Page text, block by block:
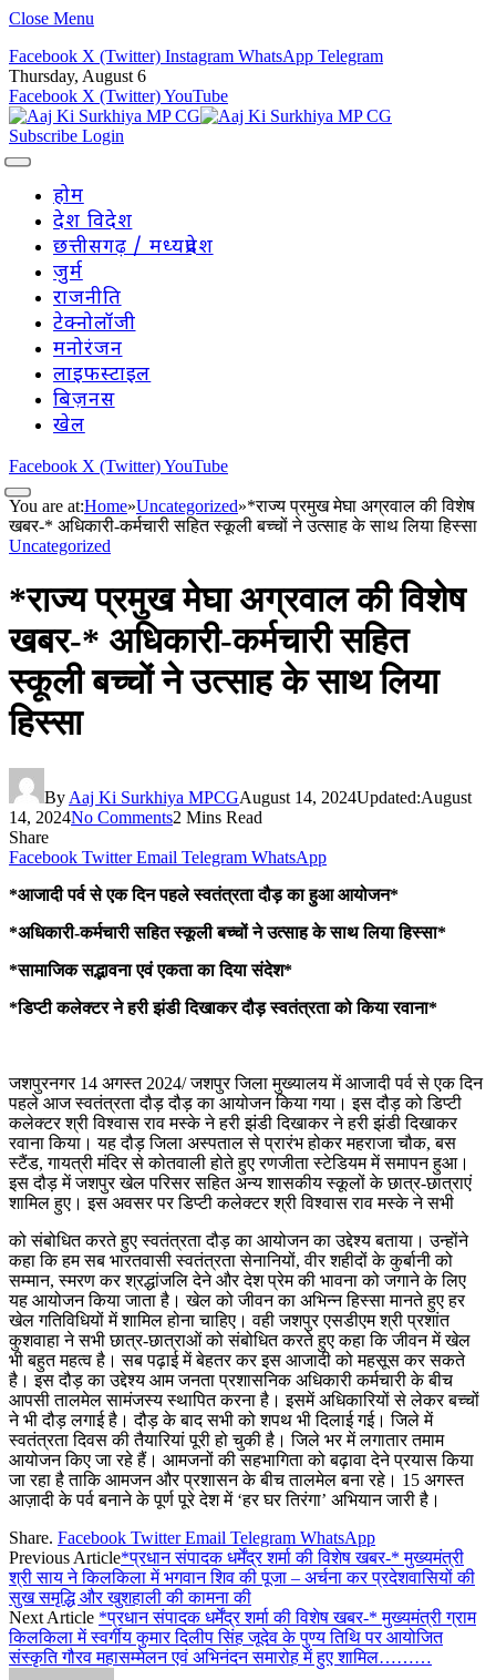
Close Menu
Facebook X (Twitter) Instagram WhatsApp Telegram
Thursday, August 6
Facebook X (Twitter)YouTube
Subscribe Login
होम
देश विदेश
छत्तीसगढ़ / मध्यप्रदेश
जुर्म
राजनीति
टेक्नोलॉजी
मनोरंजन
लाइफस्टाइल
बिज़नस
खेल
Facebook X (Twitter)YouTube
You are at:Home»Uncategorized»*राज्य प्रमुख मेघा अग्रवाल की विशेष
खबर-* अधिकारी-कर्मचारी सहित स्कूली बच्चों ने उत्साह के साथ लिया हिस्सा
Uncategorized
*राज्य प्रमुख मेघा अग्रवाल की विशेष
खबर-* अधिकारी-कर्मचारी सहित
स्कूली बच्चों ने उत्साह के साथ लिया
हिस्सा
By Aaj Ki Surkhiya MPCGAugust 14, 2024Updated:August
14, 2024No Comments2 Mins Read
Share
Facebook Twitter Email Telegram WhatsApp
*आजादी पर्व से एक दिन पहले स्वतंत्रता दौड़ का हुआ आयोजन*
*अधिकारी-कर्मचारी सहित स्कूली बच्चों ने उत्साह के साथ लिया हिस्सा*
*सामाजिक सद्भावना एवं एकता का दिया संदेश*
*डिप्टी कलेक्टर ने हरी झंडी दिखाकर दौड़ स्वतंत्रता को किया रवाना*
जशपुरनगर 14 अगस्त 2024/ जशपुर जिला मुख्यालय में आजादी पर्व से एक दिन
पहले आज स्वतंत्रता दौड़ दौड़ का आयोजन किया गया। इस दौड़ को डिप्टी
कलेक्टर श्री विश्वास राव मस्के ने हरी झंडी दिखाकर ने हरी झंडी दिखाकर
रवाना किया। यह दौड़ जिला अस्पताल से प्रारंभ होकर महराजा चौक, बस
स्टैंड, गायत्री मंदिर से कोतवाली होते हुए रणजीता स्टेडियम में समापन हुआ।
इस दौड़ में जशपुर खेल परिसर सहित अन्य शासकीय स्कूलों के छात्र-छात्राएं
शामिल हुए। इस अवसर पर डिप्टी कलेक्टर श्री विश्वास राव मस्के ने सभी
को संबोधित करते हुए स्वतंत्रता दौड़ का आयोजन का उद्देश्य बताया। उन्होंने
कहा कि हम सब भारतवासी स्वतंत्रता सेनानियों, वीर शहीदों के कुर्बानी को
सम्मान, स्मरण कर श्रद्धांजलि देने और देश प्रेम की भावना को जगाने के लिए
यह आयोजन किया जाता है। खेल को जीवन का अभिन्न हिस्सा मानते हुए हर
खेल गतिविधियों में शामिल होना चाहिए। वही जशपुर एसडीएम श्री प्रशांत
कुशवाहा ने सभी छात्र-छात्राओं को संबोधित करते हुए कहा कि जीवन में खेल
भी बहुत महत्व है। सब पढ़ाई में बेहतर कर इस आजादी को महसूस कर सकते
है। इस दौड़ का उद्देश्य आम जनता प्रशासनिक अधिकारी कर्मचारी के बीच
आपसी तालमेल सामंजस्य स्थापित करना है। इसमें अधिकारियों से लेकर बच्चों
ने भी दौड़ लगाई है। दौड़ के बाद सभी को शपथ भी दिलाई गई। जिले में
स्वतंत्रता दिवस की तैयारियां पूरी हो चुकी है। जिले भर में लगातार तमाम
आयोजन किए जा रहे हैं। आमजनों की सहभागिता को बढ़ावा देने प्रयास किया
जा रहा है ताकि आमजन और प्रशासन के बीच तालमेल बना रहे। 15 अगस्त
आज़ादी के पर्व बनाने के पूर्ण पूरे देश में ‘हर घर तिरंगा’ अभियान जारी है।
Share. Facebook Twitter Email Telegram WhatsApp
Previous Article*प्रधान संपादक धर्मेंद्र शर्मा की विशेष खबर-* मुख्यमंत्री
श्री साय ने किलकिला में भगवान शिव की पूजा – अर्चना कर प्रदेशवासियों की
सुख समृद्धि और खुशहाली की कामना की
Next Article *प्रधान संपादक धर्मेंद्र शर्मा की विशेष खबर-* मुख्यमंत्री ग्राम
किलकिला में स्वर्गीय कुमार दिलीप सिंह जूदेव के पुण्य तिथि पर आयोजित
संस्कृति गौरव महासम्मेलन एवं अभिनंदन समारोह में हुए शामिल………